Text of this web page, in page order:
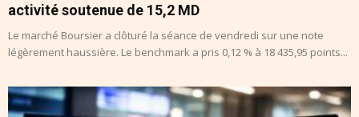
activité soutenue de 15,2 MD
Le marché Boursier a clôturé la séance de vendredi sur une note
légèrement haussière. Le benchmark a pris 0,12 % à 18 435,95 points...